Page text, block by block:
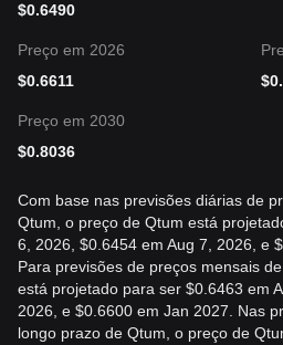
$0.6490
Preço em 2026
$0.6611
$
Preço em 2030
$0.8036
Com base nas previsões diárias de
Qtum, o preço de Qtum está
6, 2026, $0.6454 em Aug 7, 2026, e
Para previsões de preços mensais
está projetado para ser $0.6463 em
2026, e $0.6600 em Jan 2027. Nas
longo prazo de Qtum, o preço de